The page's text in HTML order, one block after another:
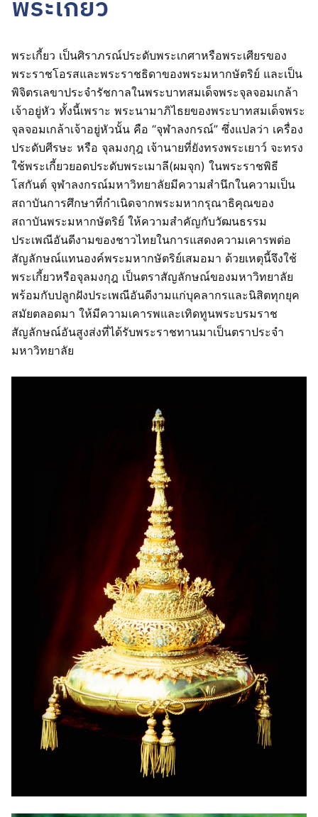
พระเกี้ยว
พระเกี้ยว เป็นศิราภรณ์ประดับพระเกศาหรือพระเศียรของ
พระราชโอรสและพระราชธิดาของพระมหากษัตริย์ และเป็น
พิจิตรเลขาประจำรัชกาลในพระบาทสมเด็จพระจุลจอมเกล้า
เจ้าอยู่หัว ทั้งนี้เพราะ พระนามาภิไธยของพระบาทสมเด็จพระ
จุลจอมเกล้าเจ้าอยู่หัวนั้น คือ “จุฬาลงกรณ์” ซึ่งแปลว่า เครื่อง
ประดับศีรษะ หรือ จุลมงกุฎ เจ้านายที่ยังทรงพระเยาว์ จะทรง
ใช้พระเกี้ยวยอดประดับพระเมาลี(ผมจุก) ในพระราชพิธี
โสกันต์ จุฬาลงกรณ์มหาวิทยาลัยมีความสำนึกในความเป็น
สถาบันการศึกษาที่กำเนิดจากพระมหากรุณาธิคุณของ
สถาบันพระมหากษัตริย์ ให้ความสำคัญกับวัฒนธรรม
ประเพณีอันดีงามของชาวไทยในการแสดงความเคารพต่อ
สัญลักษณ์แทนองค์พระมหากษัตริย์เสมอมา ด้วยเหตุนี้จึงใช้
พระเกี้ยวหรือจุลมงกุฎ เป็นตราสัญลักษณ์ของมหาวิทยาลัย
พร้อมกับปลูกฝังประเพณีอันดีงามแก่บุคลากรและนิสิตทุกยุค
สมัยตลอดมา ให้มีความเคารพและเทิดทูนพระบรมราช
สัญลักษณ์อันสูงส่งที่ได้รับพระราชทานมาเป็นตราประจำ
มหาวิทยาลัย